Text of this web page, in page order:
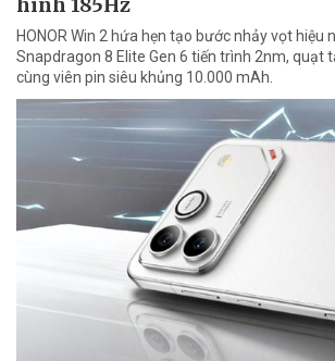
HONOR Win 2 hứa hẹn tạo bước nhảy vọt hiệu
Snapdragon 8 Elite Gen 6 tiến trình 2nm, quạt
cùng viên pin siêu khủng 10.000 mAh.